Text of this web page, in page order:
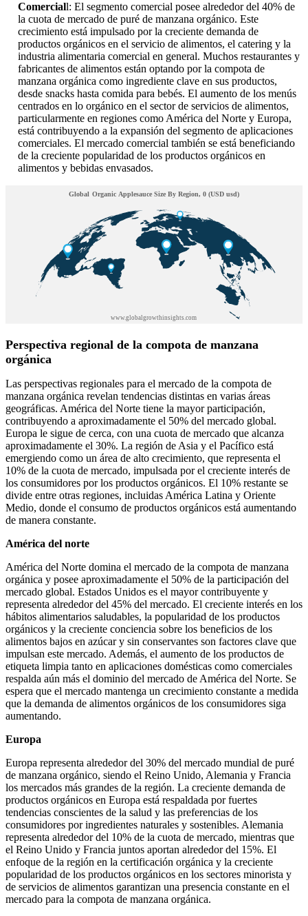
Comerciall: El segmento comercial posee alrededor del 40% de
la cuota de mercado de puré de manzana orgánico. Este
crecimiento está impulsado por la creciente demanda de
productos orgánicos en el servicio de alimentos, el catering y la
industria alimentaria comercial en general. Muchos restaurantes y
fabricantes de alimentos están optando por la compota de
manzana orgánica como ingrediente clave en sus productos,
desde snacks hasta comida para bebés. El aumento de los menús
centrados en lo orgánico en el sector de servicios de alimentos,
particularmente en regiones como América del Norte y Europa,
está contribuyendo a la expansión del segmento de aplicaciones
comerciales. El mercado comercial también se está beneficiando
de la creciente popularidad de los productos orgánicos en
alimentos y bebidas envasados.
Perspectiva regional de la compota de manzana
orgánica
Las perspectivas regionales para el mercado de la compota de
manzana orgánica revelan tendencias distintas en varias áreas
geográficas. América del Norte tiene la mayor participación,
contribuyendo a aproximadamente el 50% del mercado global.
Europa le sigue de cerca, con una cuota de mercado que alcanza
aproximadamente el 30%. La región de Asia y el Pacífico está
emergiendo como un área de alto crecimiento, que representa el
10% de la cuota de mercado, impulsada por el creciente interés de
los consumidores por los productos orgánicos. El 10% restante se
divide entre otras regiones, incluidas América Latina y Oriente
Medio, donde el consumo de productos orgánicos está aumentando
de manera constante.
América del norte
América del Norte domina el mercado de la compota de manzana
orgánica y posee aproximadamente el 50% de la participación del
mercado global. Estados Unidos es el mayor contribuyente y
representa alrededor del 45% del mercado. El creciente interés en los
hábitos alimentarios saludables, la popularidad de los productos
orgánicos y la creciente conciencia sobre los beneficios de los
alimentos bajos en azúcar y sin conservantes son factores clave que
impulsan este mercado. Además, el aumento de los productos de
etiqueta limpia tanto en aplicaciones domésticas como comerciales
respalda aún más el dominio del mercado de América del Norte. Se
espera que el mercado mantenga un crecimiento constante a medida
que la demanda de alimentos orgánicos de los consumidores siga
aumentando.
Europa
Europa representa alrededor del 30% del mercado mundial de puré
de manzana orgánico, siendo el Reino Unido, Alemania y Francia
los mercados más grandes de la región. La creciente demanda de
productos orgánicos en Europa está respaldada por fuertes
tendencias conscientes de la salud y las preferencias de los
consumidores por ingredientes naturales y sostenibles. Alemania
representa alrededor del 10% de la cuota de mercado, mientras que
el Reino Unido y Francia juntos aportan alrededor del 15%. El
enfoque de la región en la certificación orgánica y la creciente
popularidad de los productos orgánicos en los sectores minorista y
de servicios de alimentos garantizan una presencia constante en el
mercado para la compota de manzana orgánica.